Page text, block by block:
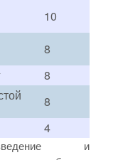
10
8
8
8
4
и